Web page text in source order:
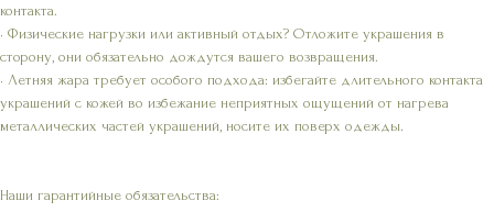
контакта.
• Физические нагрузки или активный отдых? Отложите украшения в
сторону, они обязательно дождутся вашего возвращения.
• Летняя жара требует особого подхода: избегайте длительного контакта
украшений с кожей во избежание неприятных ощущений от нагрева
металлических частей украшений, носите их поверх одежды.
Наши гарантийные обязательства: